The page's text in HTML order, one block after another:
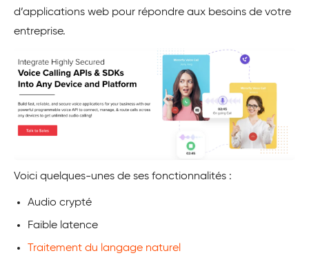
d’applications web pour répondre aux besoins de votre
entreprise.
Voici quelques-unes de ses fonctionnalités :
Audio crypté
Faible latence
Traitement du langage naturel